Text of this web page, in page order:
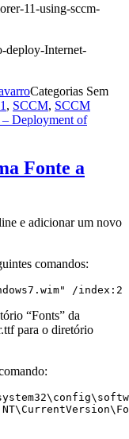
11-using-sccm-
deploy-Internet-
Categorias Sem
, SCCM, SCCM
Deployment of
Fonte a
e adicionar um novo
comandos:
/
“Fonts” da
para o diretório